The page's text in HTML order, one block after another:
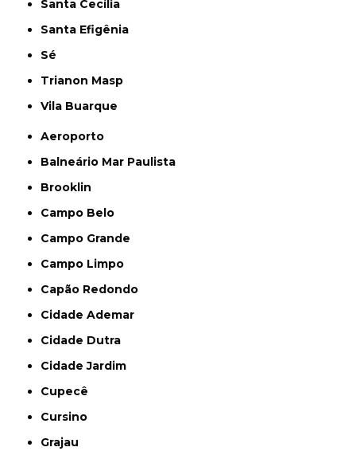
Santa Cecília
Santa Efigênia
Sé
Trianon Masp
Vila Buarque
Aeroporto
Balneário Mar Paulista
Brooklin
Campo Belo
Campo Grande
Campo Limpo
Capão Redondo
Cidade Ademar
Cidade Dutra
Cidade Jardim
Cupecê
Cursino
Grajau